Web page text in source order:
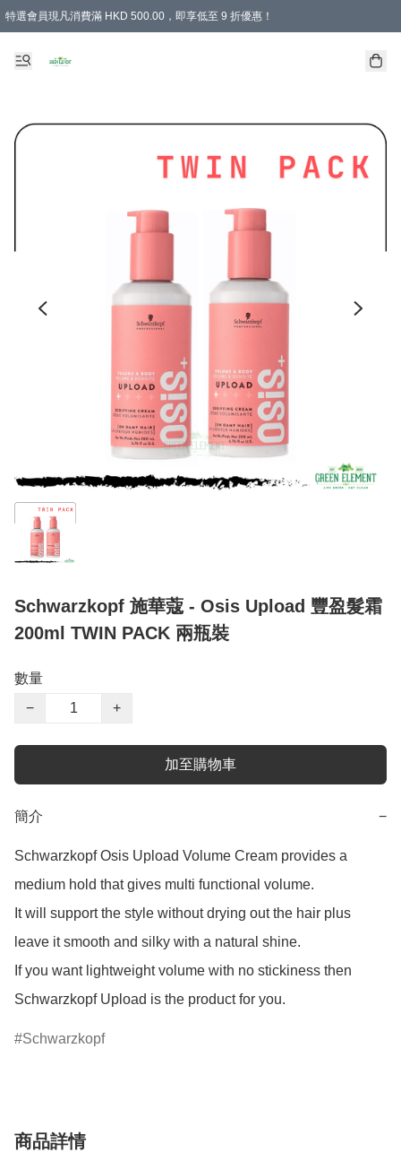
特選會員現凡消費滿 HKD 500.00，即享低至 9 折優惠！
Schwarzkopf 施華蔻 - Osis Upload 豐盈髮霜
200ml TWIN PACK 兩瓶裝
數量
−
+
加至購物車
簡介 −
Schwarzkopf Osis Upload Volume Cream provides a
medium hold that gives multi functional volume.
It will support the style without drying out the hair plus
leave it smooth and silky with a natural shine.
If you want lightweight volume with no stickiness then
Schwarzkopf Upload is the product for you.
Schwarzkopf
商品詳情